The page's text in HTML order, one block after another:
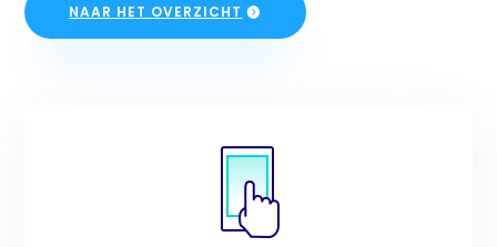
NAAR HET OVERZICHT